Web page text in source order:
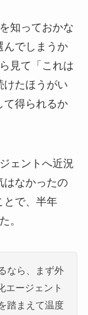
知っておかな
んでしまうか
見て「これは
けたほうがい
て得られるか
ェントへ近況
はなかったの
とで、半年
。
なら、まず外
エージェント
踏まえて温度